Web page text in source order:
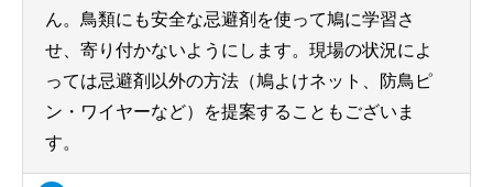
ん。鳥類にも安全な忌避剤を使って鳩に学習さ
せ、寄り付かないようにします。現場の状況によ
っては忌避剤以外の方法（鳩よけネット、防鳥ピ
ン・ワイヤーなど）を提案することもございま
す。